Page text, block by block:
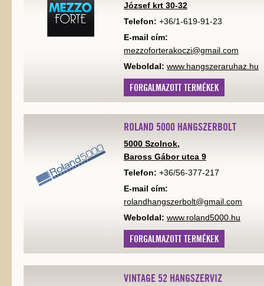
József krt 30-32
Telefon: +36/1-619-91-23
E-mail cím:
mezzoforterakoczi@gmail.com
Weboldal: www.hangszeraruhaz.hu
FORGALMAZOTT TERMÉKEK
ROLAND 5000 HANGSZERBOLT
5000 Szolnok,
Baross Gábor utca 9
Telefon: +36/56-377-217
E-mail cím:
rolandhangszerbolt@gmail.com
Weboldal: www.roland5000.hu
FORGALMAZOTT TERMÉKEK
VINTAGE 52 HANGSZERVIZ